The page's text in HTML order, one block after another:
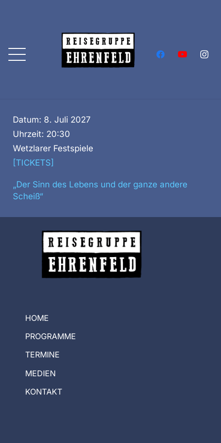
Datum: 8. Juli 2027
Uhrzeit: 20:30
Wetzlarer Festspiele
[TICKETS]
„Der Sinn des Lebens und der ganze andere
Scheiß“
HOME
PROGRAMME
TERMINE
MEDIEN
KONTAKT